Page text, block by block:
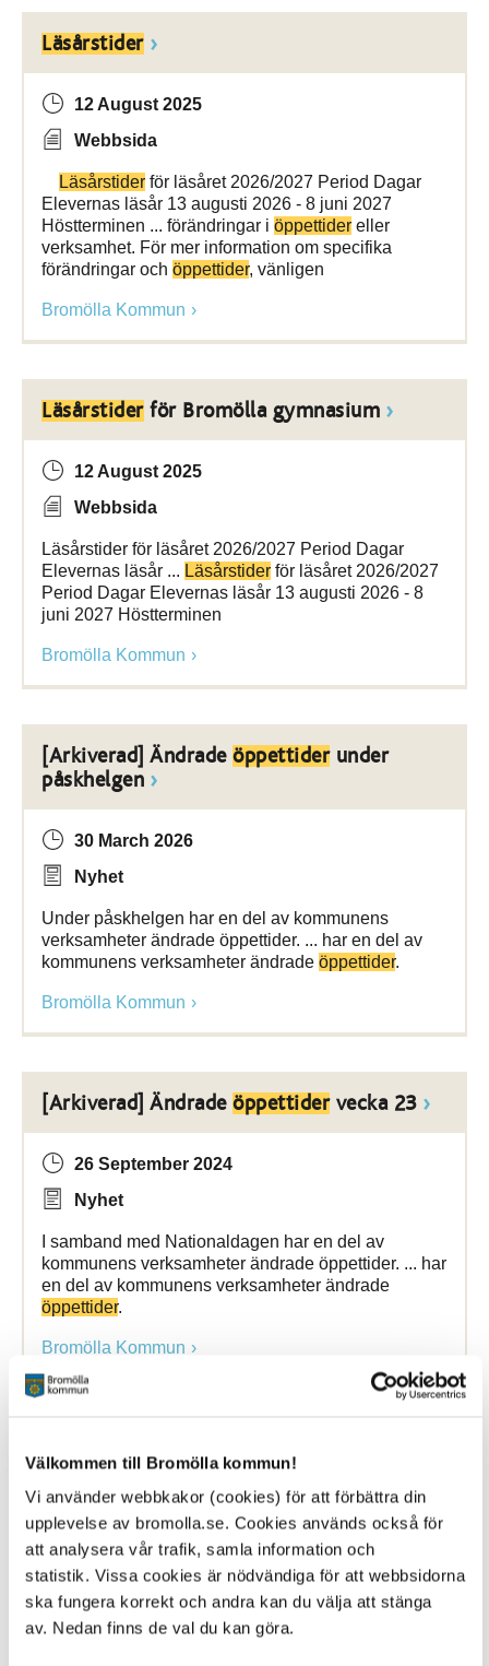
Välkommen till Bromölla kommun!
Vi använder webbkakor (cookies) för att förbättra din
upplevelse av bromolla.se. Cookies används också för
att analysera vår trafik, samla information och
statistik. Vissa cookies är nödvändiga för att webbsidorna
ska fungera korrekt och andra kan du välja att stänga
av. Nedan finns de val du kan göra.
Läsårstider
12 August 2025
Webbsida
Läsårstider för läsåret 2026/2027 Period Dagar
Elevernas läsår 13 augusti 2026 - 8 juni 2027
Höstterminen ... förändringar i öppettider eller
verksamhet. För mer information om specifika
förändringar och öppettider, vänligen
Bromölla Kommun
Läsårstiderför Bromölla gymnasium
12 August 2025
Webbsida
Läsårstider för läsåret 2026/2027 Period Dagar
Elevernas läsår ... Läsårstider för läsåret 2026/2027
Period Dagar Elevernas läsår 13 augusti 2026 - 8
juni 2027 Höstterminen
Bromölla Kommun
[Arkiverad] Ändrade öppettiderunder
påskhelgen
30 March 2026
Nyhet
Under påskhelgen har en del av kommunens
verksamheter ändrade öppettider. ... har en del av
kommunens verksamheter ändrade öppettider.
Bromölla Kommun
[Arkiverad] Ändrade öppettidervecka 23
26 September 2024
Nyhet
I samband med Nationaldagen har en del av
kommunens verksamheter ändrade öppettider. ... har
en del av kommunens verksamheter ändrade
öppettider.
Bromölla Kommun
besökstider
15 October 2019
Nyhet
Som en del i vårt utvecklingsarbete har nya
arbetsrutiner tagits fram och byggkontoret kommer